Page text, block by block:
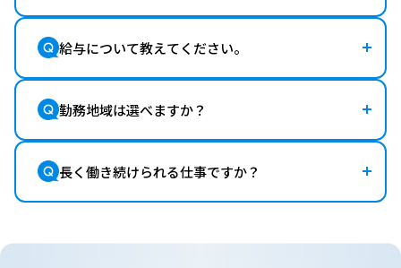
給与について教えてください。
勤務地域は選べますか？
長く働き続けられる仕事ですか？